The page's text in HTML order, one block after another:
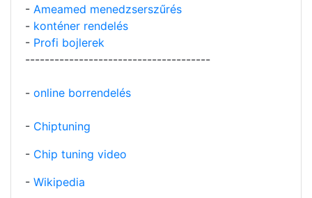
- Ameamed menedzserszűrés
- konténer rendelés
- Profi bojlerek
--------------------------------------
- online borrendelés
- Chiptuning
- Chip tuning video
- Wikipedia